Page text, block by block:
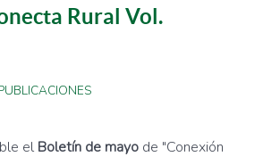
Rural Vol.
el Boletín de mayo de "Conexión